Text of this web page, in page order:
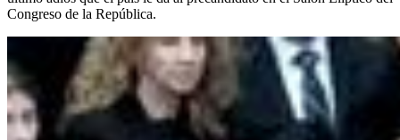
Congreso de la República.